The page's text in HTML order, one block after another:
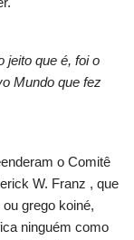
jeito que é, foi o
Mundo que fez
o Comitê
W. Franz , que
grego koiné,
ninguém como